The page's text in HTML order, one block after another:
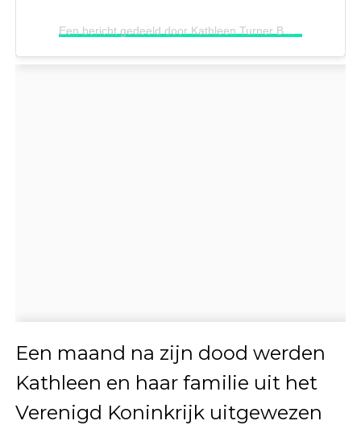
Een maand na zijn dood werden
Kathleen en haar familie uit het
Verenigd Koninkrijk uitgewezen